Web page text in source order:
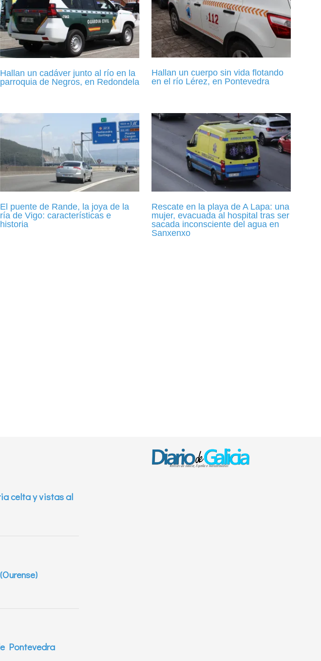
Hallan un cadáver junto al río en la
parroquia de Negros, en Redondela
Hallan un cuerpo sin vida flotando
en el río Lérez, en Pontevedra
El puente de Rande, la joya de la
ría de Vigo: características e
historia
Rescate en la playa de A Lapa: una
mujer, evacuada al hospital tras ser
sacada inconsciente del agua en
Sanxenxo